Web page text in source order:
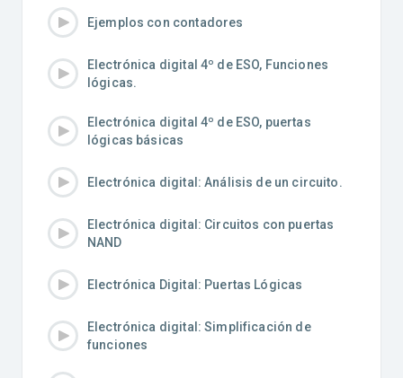
Ejemplos con contadores
Electrónica digital 4º de ESO, Funciones
lógicas.
Electrónica digital 4º de ESO, puertas
lógicas básicas
Electrónica digital: Análisis de un circuito.
Electrónica digital: Circuitos con puertas
NAND
Electrónica Digital: Puertas Lógicas
Electrónica digital: Simplificación de
funciones